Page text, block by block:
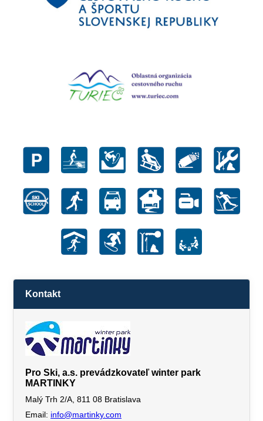
Kontakt
Pro Ski, a.s. prevádzkovateľ winter park
MARTINKY
Malý Trh 2/A, 811 08 Bratislava
Email: info@martinky.com